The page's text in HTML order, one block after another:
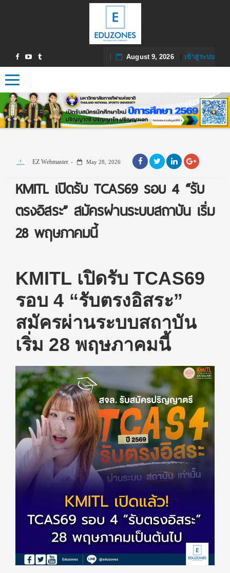
August 9, 2026| เข้าสู่ระบบ
Toggle navigation
EZ Webmaster May 28, 2026
KMITL เปิดรับ TCAS69 รอบ 4 “รับ
ตรงอิสระ” สมัครผ่านระบบสถาบัน เริ่ม
28 พฤษภาคมนี้
KMITL เปิดรับ TCAS69
รอบ 4 “รับตรงอิสระ”
สมัครผ่านระบบสถาบัน
เริ่ม 28 พฤษภาคมนี้